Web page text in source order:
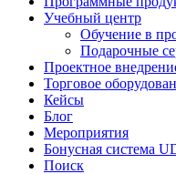
Учебный центр
Обучение в
Подарочные
Проектное
Торговое
Кейсы
Блог
Мероприятия
Бонусная система
Поиск